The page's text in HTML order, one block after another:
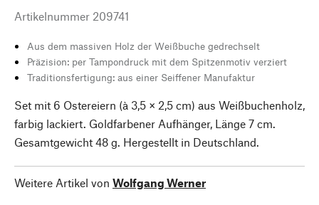
Artikelnummer 209741
Aus dem massiven Holz der Weißbuche gedrechselt
Präzision: per Tampondruck mit dem Spitzenmotiv verziert
Traditionsfertigung: aus einer Seiffener Manufaktur
Set mit 6 Ostereiern (à 3,5 × 2,5 cm) aus Weißbuchenholz,
farbig lackiert. Goldfarbener Aufhänger, Länge 7 cm.
Gesamtgewicht 48 g. Hergestellt in Deutschland.
Weitere Artikel von Wolfgang Werner